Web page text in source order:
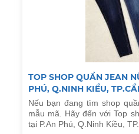
TOP SHOP QUẦN JEAN
PHÚ, Q.NINH KIỀU,
Nếu bạn đang tìm shop
mẫu mã. Hãy đến với Top
tại P.An Phú, Q.Ninh Kiều,